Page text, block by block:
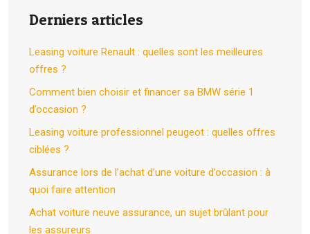
Derniers articles
Leasing voiture Renault : quelles sont les meilleures
offres ?
Comment bien choisir et financer sa BMW série 1
d’occasion ?
Leasing voiture professionnel peugeot : quelles offres
ciblées ?
Assurance lors de l’achat d’une voiture d’occasion : à
quoi faire attention
Achat voiture neuve assurance, un sujet brûlant pour
les assureurs